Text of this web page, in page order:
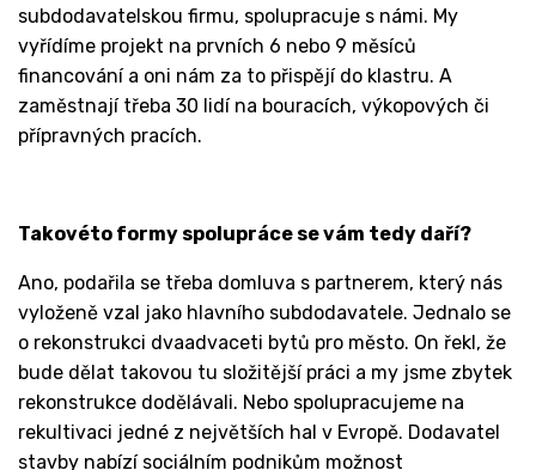
subdodavatelskou firmu, spolupracuje s námi. My
vyřídíme projekt na prvních 6 nebo 9 měsíců
financování a oni nám za to přispějí do klastru. A
zaměstnají třeba 30 lidí na bouracích, výkopových či
přípravných pracích.
Takovéto formy spolupráce se vám tedy daří?
Ano, podařila se třeba domluva s partnerem, který nás
vyloženě vzal jako hlavního subdodavatele. Jednalo se
o rekonstrukci dvaadvaceti bytů pro město. On řekl, že
bude dělat takovou tu složitější práci a my jsme zbytek
rekonstrukce dodělávali. Nebo spolupracujeme na
rekultivaci jedné z největších hal v Evropě. Dodavatel
stavby nabízí sociálním podnikům možnost